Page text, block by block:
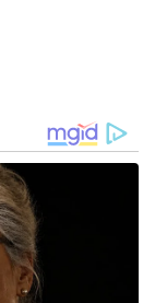
कहा, “यह
को बदलने और
व्यवहार
इसे आवाज-
के लिए